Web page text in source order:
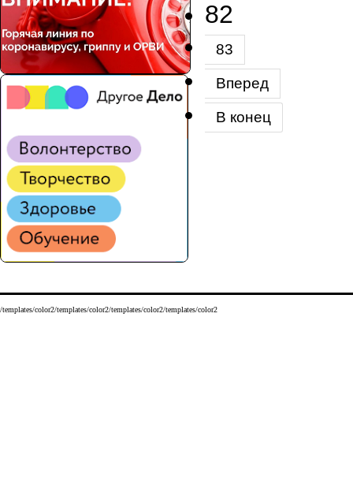
82
83
Вперед
В конец
/templates/color2/templates/color2/templates/color2/templates/color2